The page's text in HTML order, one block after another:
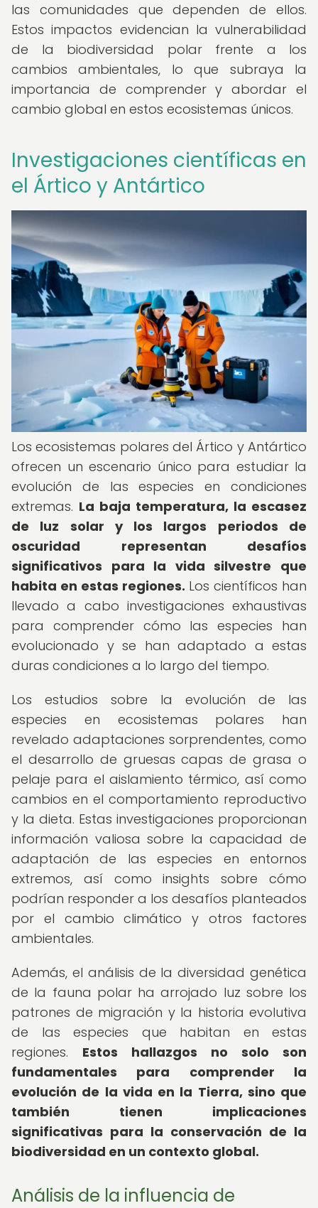
las comunidades que dependen de ellos.
Estos impactos evidencian la vulnerabilidad
de la biodiversidad polar frente a los
cambios ambientales, lo que subraya la
importancia de comprender y abordar el
cambio global en estos ecosistemas únicos.
Investigaciones científicas en
el Ártico y Antártico
Los ecosistemas polares del Ártico y Antártico
ofrecen un escenario único para estudiar la
evolución de las especies en condiciones
extremas. La baja temperatura, la escasez
de luz solar y los largos periodos de
oscuridad representan desafíos
significativos para la vida silvestre que
habita en estas regiones. Los científicos han
llevado a cabo investigaciones exhaustivas
para comprender cómo las especies han
evolucionado y se han adaptado a estas
duras condiciones a lo largo del tiempo.
Los estudios sobre la evolución de las
especies en ecosistemas polares han
revelado adaptaciones sorprendentes, como
el desarrollo de gruesas capas de grasa o
pelaje para el aislamiento térmico, así como
cambios en el comportamiento reproductivo
y la dieta. Estas investigaciones proporcionan
información valiosa sobre la capacidad de
adaptación de las especies en entornos
extremos, así como insights sobre cómo
podrían responder a los desafíos planteados
por el cambio climático y otros factores
ambientales.
Además, el análisis de la diversidad genética
de la fauna polar ha arrojado luz sobre los
patrones de migración y la historia evolutiva
de las especies que habitan en estas
regiones. Estos hallazgos no solo son
fundamentales para comprender la
evolución de la vida en la Tierra, sino que
también tienen implicaciones
significativas para la conservación de la
biodiversidad en un contexto global.
Análisis de la influencia de